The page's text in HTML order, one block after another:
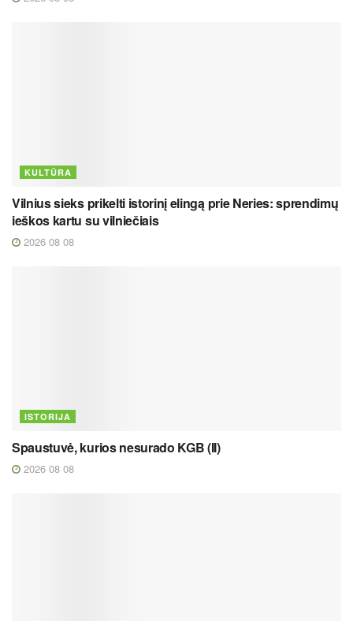
KULTŪRA
Vilnius sieks prikelti istorinį elingą prie Neries: sprendimų
ieškos kartu su vilniečiais
2026 08 08
ISTORIJA
Spaustuvė, kurios nesurado KGB (II)
2026 08 08